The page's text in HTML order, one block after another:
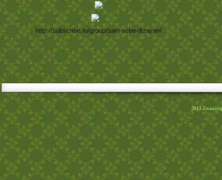
http://subscribe.ru/group/sam-sebe-dizajner/
2013